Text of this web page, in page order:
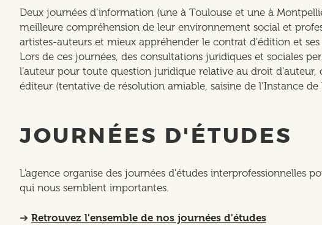
Deux journées d’information (une à Toulouse et une à
meilleure compréhension de leur environnement social et
artistes-auteurs et mieux appréhender le contrat d'édition et
Lors de ces journées, des consultations juridiques et sociales
l’auteur pour toute question juridique relative au droit
éditeur (tentative de résolution amiable, saisine de l’Instance de
JOURNÉES D'ÉTUDES
L'agence organise des journées d'études interprofessionnelles
qui nous semblent importantes.
➔ Retrouvez l'ensemble de nos journées d'études